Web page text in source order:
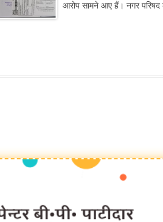
आरोप सामने आए हैं। नगर परिषद